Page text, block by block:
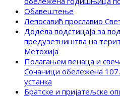
Обавештење
Лепосавић прославио
Додела подстицаја за
предузетништва на
Метохија
Полагањем венаца и
Сочаници обележена
устанка
Братске и пријатељске